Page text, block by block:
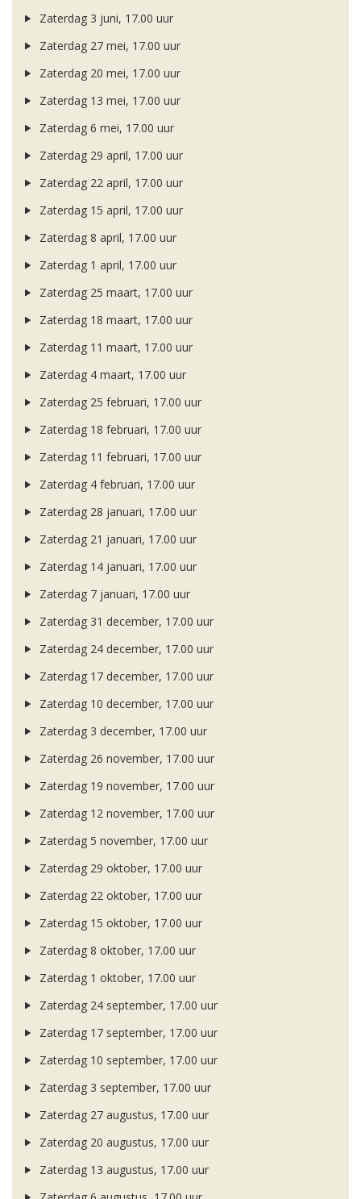
Zaterdag 3 juni, 17.00 uur
Zaterdag 27 mei, 17.00 uur
Zaterdag 20 mei, 17.00 uur
Zaterdag 13 mei, 17.00 uur
Zaterdag 6 mei, 17.00 uur
Zaterdag 29 april, 17.00 uur
Zaterdag 22 april, 17.00 uur
Zaterdag 15 april, 17.00 uur
Zaterdag 8 april, 17.00 uur
Zaterdag 1 april, 17.00 uur
Zaterdag 25 maart, 17.00 uur
Zaterdag 18 maart, 17.00 uur
Zaterdag 11 maart, 17.00 uur
Zaterdag 4 maart, 17.00 uur
Zaterdag 25 februari, 17.00 uur
Zaterdag 18 februari, 17.00 uur
Zaterdag 11 februari, 17.00 uur
Zaterdag 4 februari, 17.00 uur
Zaterdag 28 januari, 17.00 uur
Zaterdag 21 januari, 17.00 uur
Zaterdag 14 januari, 17.00 uur
Zaterdag 7 januari, 17.00 uur
Zaterdag 31 december, 17.00 uur
Zaterdag 24 december, 17.00 uur
Zaterdag 17 december, 17.00 uur
Zaterdag 10 december, 17.00 uur
Zaterdag 3 december, 17.00 uur
Zaterdag 26 november, 17.00 uur
Zaterdag 19 november, 17.00 uur
Zaterdag 12 november, 17.00 uur
Zaterdag 5 november, 17.00 uur
Zaterdag 29 oktober, 17.00 uur
Zaterdag 22 oktober, 17.00 uur
Zaterdag 15 oktober, 17.00 uur
Zaterdag 8 oktober, 17.00 uur
Zaterdag 1 oktober, 17.00 uur
Zaterdag 24 september, 17.00 uur
Zaterdag 17 september, 17.00 uur
Zaterdag 10 september, 17.00 uur
Zaterdag 3 september, 17.00 uur
Zaterdag 27 augustus, 17.00 uur
Zaterdag 20 augustus, 17.00 uur
Zaterdag 13 augustus, 17.00 uur